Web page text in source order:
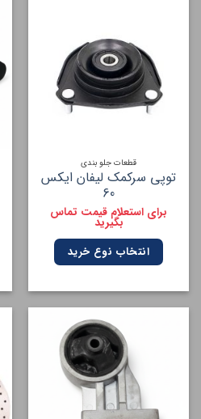
قطعات جلو بندی
توپی سرکمک لیفان ایکس
برای استعلام قیمت تماس
بگیرید
انتخاب نوع خرید